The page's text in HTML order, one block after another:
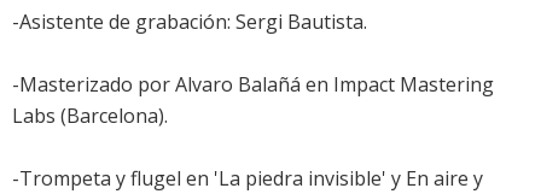
-Asistente de grabación: Sergi Bautista.
-Masterizado por Alvaro Balañá en Impact Mastering
Labs (Barcelona).
-Trompeta y flugel en 'La piedra invisible' y En aire y